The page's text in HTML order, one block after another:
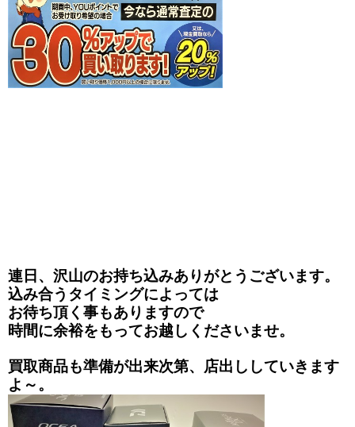
連日、沢山のお持ち込みありがとうございます。
込み合うタイミングによっては
お待ち頂く事もありますので
時間に余裕をもってお越しくださいませ。
買取商品も準備が出来次第、店出ししていきます
よ～。